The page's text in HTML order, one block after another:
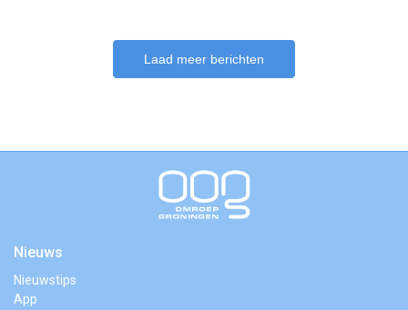
Laad meer berichten
Nieuws
Nieuwstips
App